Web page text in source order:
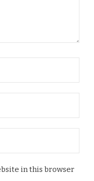
in this browser